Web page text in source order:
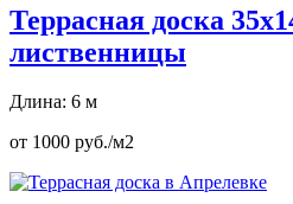
Террасная доска
лиственницы
Длина: 6 м
от 1000 руб./м2